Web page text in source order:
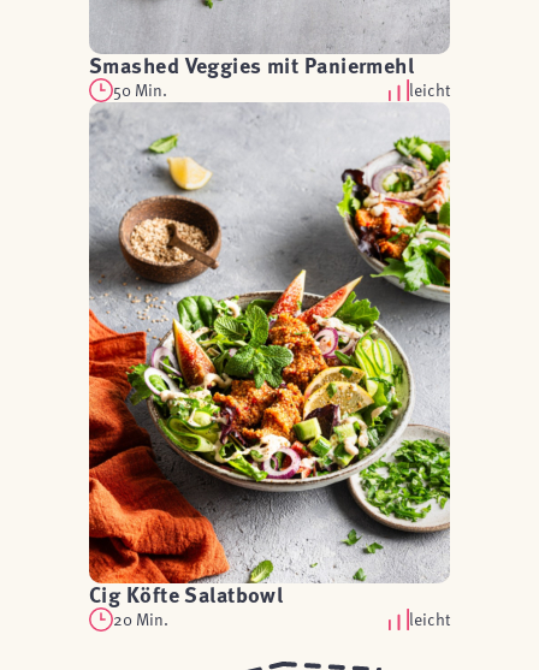
Smashed Veggies mit Paniermehl
50 Min. leicht
Cig Köfte Salatbowl
20 Min. leicht